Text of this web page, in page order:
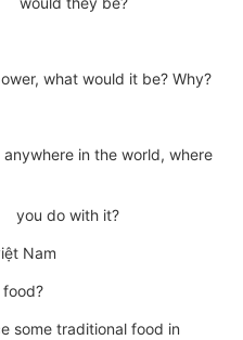
what would it be? Why?
in the world, where
you do with it?
Nam
some traditional food in